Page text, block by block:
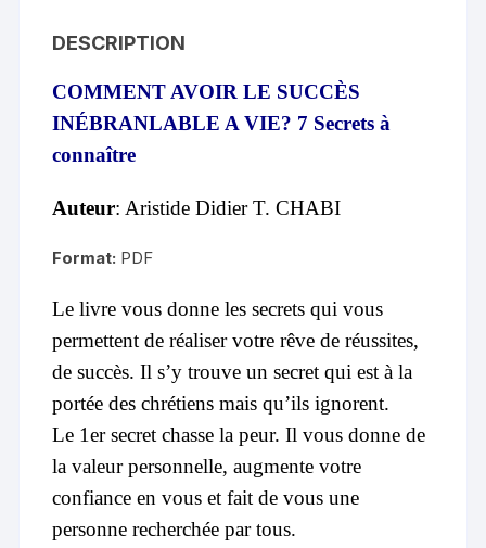
DESCRIPTION
COMMENT AVOIR LE SUCCÈS
INÉBRANLABLE A VIE? 7 Secrets à
connaître
Auteur: Aristide Didier T. CHABI
Format: PDF
Le livre vous donne les secrets qui vous
permettent de réaliser votre rêve de réussites,
de succès. Il s’y trouve un secret qui est à la
portée des chrétiens mais qu’ils ignorent.
Le 1er secret chasse la peur. Il vous donne de
la valeur personnelle, augmente votre
confiance en vous et fait de vous une
personne recherchée par tous.